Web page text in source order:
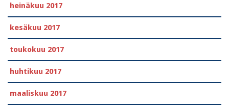
heinäkuu 2017
kesäkuu 2017
toukokuu 2017
huhtikuu 2017
maaliskuu 2017